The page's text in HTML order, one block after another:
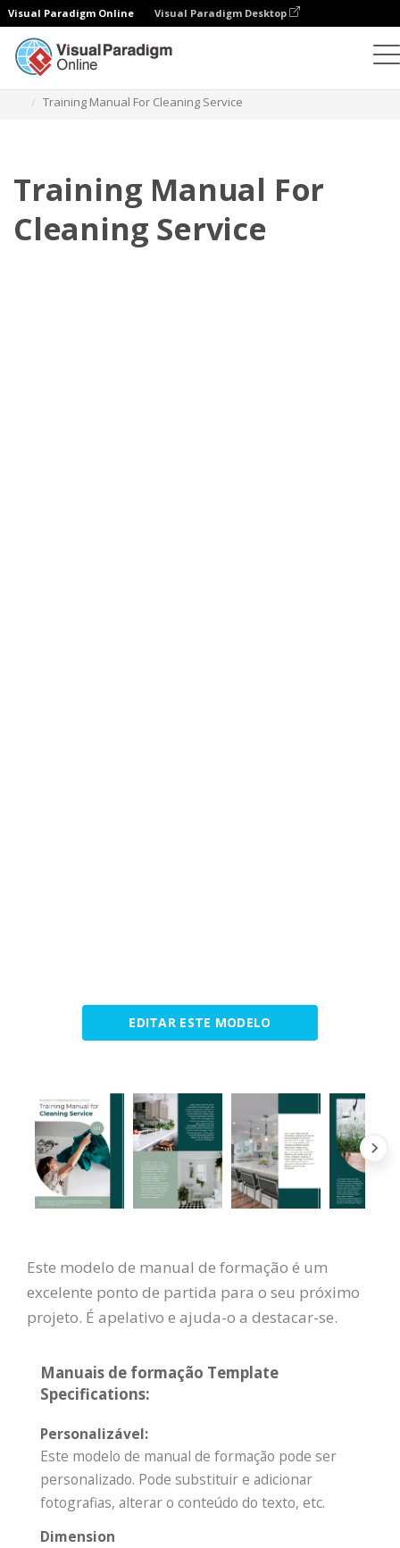
Visual Paradigm Online Visual Paradigm Desktop
Training Manual For Cleaning Service
Training Manual For
Cleaning Service
EDITAR ESTE MODELO
Este modelo de manual de formação é um
excelente ponto de partida para o seu próximo
projeto. É apelativo e ajuda-o a destacar-se.
Manuais de formação Template
Specifications:
Personalizável:
Este modelo de manual de formação pode ser
personalizado. Pode substituir e adicionar
fotografias, alterar o conteúdo do texto, etc.
Dimension